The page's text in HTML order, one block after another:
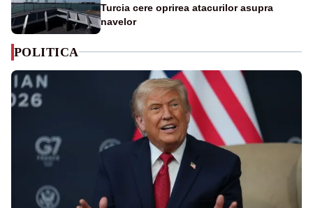
Turcia cere oprirea atacurilor asupra
navelor
POLITICA